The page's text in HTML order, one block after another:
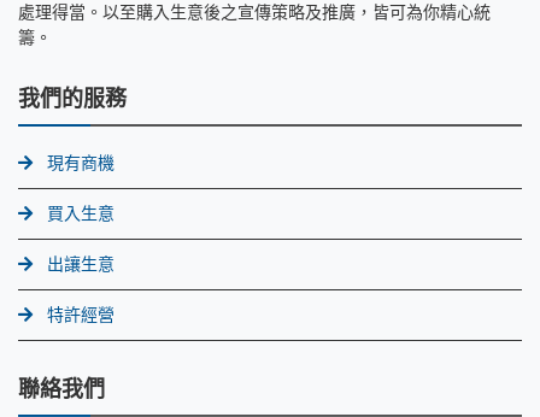
處理得當。以至購入生意後之宣傳策略及推廣，皆可為你精心統
籌。
我們的服務
現有商機
買入生意
出讓生意
特許經營
聯絡我們